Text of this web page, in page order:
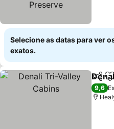
Selecione as datas para ver
exatos.
9,6